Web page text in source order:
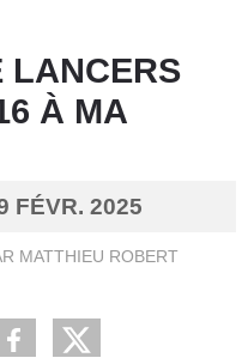
LANCERS
À MA
FÉVR. 2025
MATTHIEU ROBERT